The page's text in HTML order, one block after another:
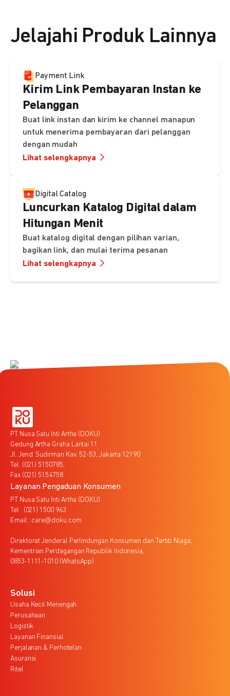
Jelajahi Produk Lainnya
Payment Link
Kirim Link Pembayaran Instan ke
Pelanggan
Buat link instan dan kirim ke channel manapun
untuk menerima pembayaran dari pelanggan
dengan mudah
Lihat selengkapnya
Digital Catalog
Luncurkan Katalog Digital dalam
Hitungan Menit
Buat katalog digital dengan pilihan varian,
bagikan link, dan mulai terima pesanan
Lihat selengkapnya
PT Nusa Satu Inti Artha (DOKU)
Gedung Artha Graha Lantai 11
Jl. Jend. Sudirman Kav. 52-53, Jakarta 12190
Tel. (021) 5150785,
Fax (021) 5154758
Layanan Pengaduan Konsumen
PT Nusa Satu Inti Artha (DOKU)
Tel : (021) 1500 963
Email : care@doku.com
Direktorat Jenderal Perlindungan Konsumen dan Tertib Niaga,
Kementrian Perdagangan Republik Indonesia,
0853-1111-1010 (WhatsApp)
Solusi
Usaha Kecil Menengah
Perusahaan
Logistik
Layanan Finansial
Perjalanan & Perhotelan
Asuransi
Ritel